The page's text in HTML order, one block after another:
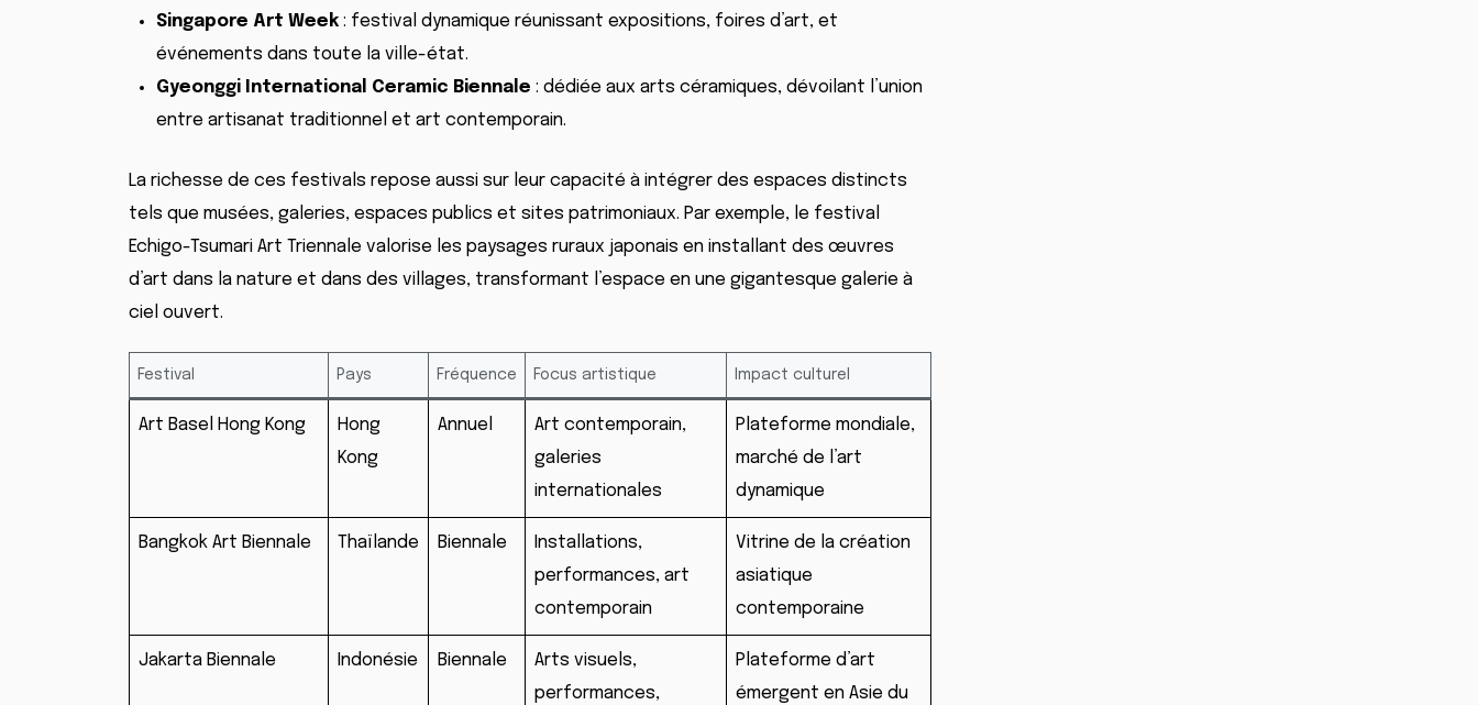
Singapore Art Week : festival dynamique réunissant expositions, foires d’art, et
événements dans toute la ville-état.
Gyeonggi International Ceramic Biennale : dédiée aux arts céramiques, dévoilant l’union
entre artisanat traditionnel et art contemporain.
La richesse de ces festivals repose aussi sur leur capacité à intégrer des espaces distincts
tels que musées, galeries, espaces publics et sites patrimoniaux. Par exemple, le festival
Echigo-Tsumari Art Triennale valorise les paysages ruraux japonais en installant des œuvres
d’art dans la nature et dans des villages, transformant l’espace en une gigantesque galerie à
ciel ouvert.
Festival Pays Fréquence Focus artistique Impact culturel
Art Basel Hong Kong
Hong
Kong
Annuel
Art contemporain,
galeries
internationales
Plateforme mondiale,
marché de l’art
dynamique
Bangkok Art Biennale Thaïlande Biennale
Installations,
performances, art
contemporain
Vitrine de la création
asiatique
contemporaine
Jakarta Biennale Indonésie Biennale
Arts visuels,
performances,
Plateforme d’art
émergent en Asie du